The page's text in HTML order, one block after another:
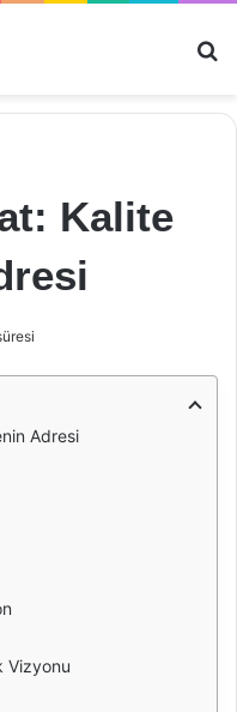
Kalite
Adresi
Vizyonu